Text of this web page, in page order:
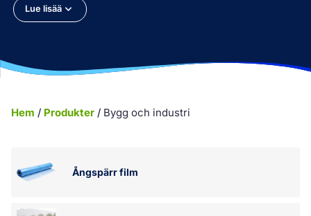
Lue lisää
Hem / Produkter / Bygg och industri
Ångspärr film